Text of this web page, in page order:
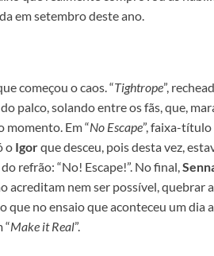
em setembro deste ano.
começou o caos. “Tightrope”,
palco, solando entre os fãs, que,
momento. Em “No Escape”, faixa-
o Igorque desceu, pois desta vez,
refrão: “No! Escape!”. No final,
nem ser possível, quebrar a
que no ensaio que aconteceu um dia
“Make it Real”.